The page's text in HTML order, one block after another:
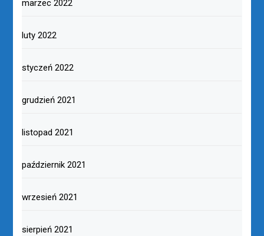
marzec 2022
luty 2022
styczeń 2022
grudzień 2021
listopad 2021
październik 2021
wrzesień 2021
sierpień 2021